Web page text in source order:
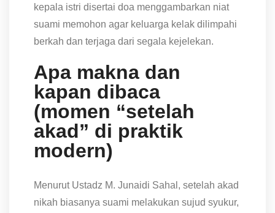
kepala istri disertai doa menggambarkan niat
suami memohon agar keluarga kelak dilimpahi
berkah dan terjaga dari segala kejelekan.
Apa makna dan
kapan dibaca
(momen “setelah
akad” di praktik
modern)
Menurut Ustadz M. Junaidi Sahal, setelah akad
nikah biasanya suami melakukan sujud syukur,